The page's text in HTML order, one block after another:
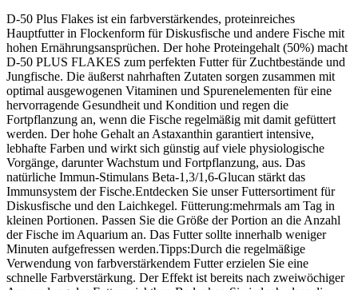
D-50 Plus Flakes ist ein farbverstärkendes, proteinreiches
Hauptfutter in Flockenform für Diskusfische und andere Fische mit
hohen Ernährungsansprüchen. Der hohe Proteingehalt (50%) macht
D-50 PLUS FLAKES zum perfekten Futter für Zuchtbestände und
Jungfische. Die äußerst nahrhaften Zutaten sorgen zusammen mit
optimal ausgewogenen Vitaminen und Spurenelementen für eine
hervorragende Gesundheit und Kondition und regen die
Fortpflanzung an, wenn die Fische regelmäßig mit damit gefüttert
werden. Der hohe Gehalt an Astaxanthin garantiert intensive,
lebhafte Farben und wirkt sich günstig auf viele physiologische
Vorgänge, darunter Wachstum und Fortpflanzung, aus. Das
natürliche Immun-Stimulans Beta-1,3/1,6-Glucan stärkt das
Immunsystem der Fische.Entdecken Sie unser Futtersortiment für
Diskusfische und den Laichkegel. Fütterung:mehrmals am Tag in
kleinen Portionen. Passen Sie die Größe der Portion an die Anzahl
der Fische im Aquarium an. Das Futter sollte innerhalb weniger
Minuten aufgefressen werden.Tipps:Durch die regelmäßige
Verwendung von farbverstärkendem Futter erzielen Sie eine
schnelle Farbverstärkung. Der Effekt ist bereits nach zweiwöchiger